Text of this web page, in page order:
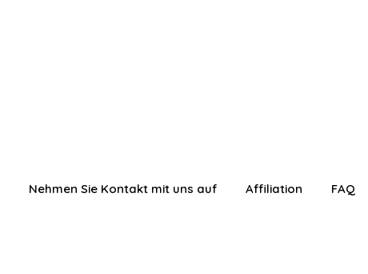
Nehmen Sie Kontakt mit uns auf Affiliation FAQ